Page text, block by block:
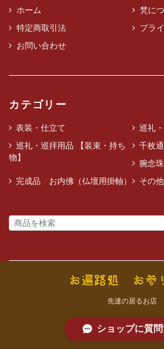
ホーム
梵に
特定商取引法
プラ
お問い合わせ
カテゴリー
表装・仕立て
巡礼
巡礼・巡拝用品 【装束・持ち
物】
千枚
腕念珠
完成品 お内佛（仏壇用掛軸）
その他
先達の居るお店
ショップに質